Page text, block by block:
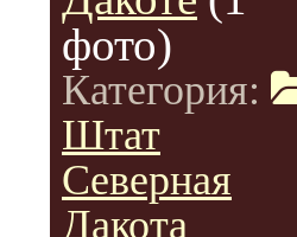
фото)
Категория:
Штат
Северная
Дакота